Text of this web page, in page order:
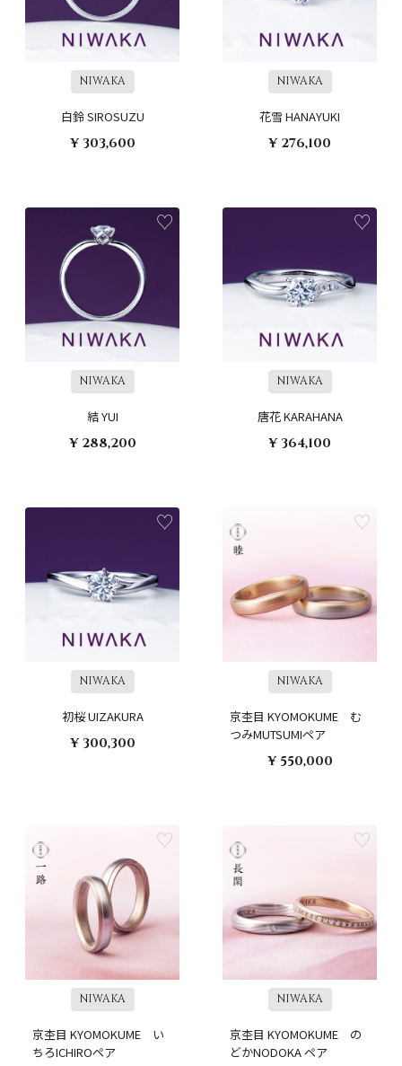
NIWAKA
白鈴 SIROSUZU
¥ 303,600
NIWAKA
花雪 HANAYUKI
¥ 276,100
NIWAKA
結 YUI
¥ 288,200
NIWAKA
唐花 KARAHANA
¥ 364,100
NIWAKA
初桜 UIZAKURA
¥ 300,300
NIWAKA
京杢目 KYOMOKUME む
つみMUTSUMIペア
¥ 550,000
NIWAKA
京杢目 KYOMOKUME い
ちろICHIROペア
NIWAKA
京杢目 KYOMOKUME の
どかNODOKA ペア